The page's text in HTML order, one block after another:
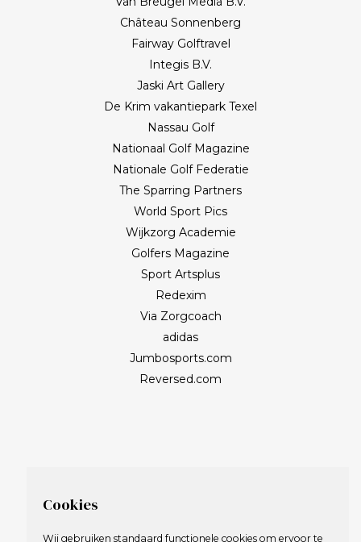
Château Sonnenberg
Fairway Golftravel
Integis B.V.
Jaski Art Gallery
De Krim vakantiepark Texel
Nassau Golf
Nationaal Golf Magazine
Nationale Golf Federatie
The Sparring Partners
World Sport Pics
Wijkzorg Academie
Golfers Magazine
Sport Artsplus
Redexim
Via Zorgcoach
adidas
Jumbosports.com
Reversed.com
Cookies
Wij gebruiken standaard functionele cookies om ervoor te